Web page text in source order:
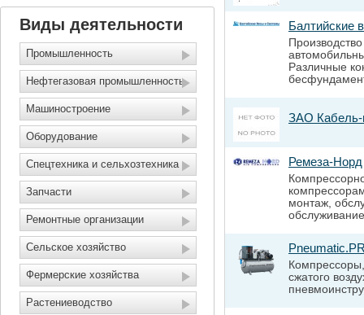
Виды деятельности
Промышленность
Нефтегазовая промышленность
Машиностроение
Оборудование
Спецтехника и сельхозтехника
Запчасти
Ремонтные организации
Сельское хозяйство
Фермерские хозяйства
Растениеводство
Балтийские
Различные
ЗАО Кабель-
Ремеза-Норд
монтаж,
сжатого